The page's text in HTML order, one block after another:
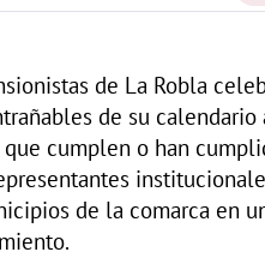
de La Robla
de su
cumplen o han
de la comarca en